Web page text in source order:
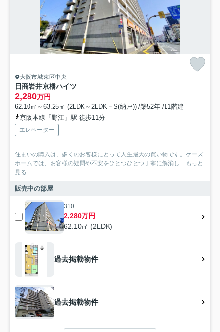
大阪市城東区中央
日商岩井京橋ハイツ
2,280万円
62.10㎡～63.25㎡ (2LDK～2LDK＋S(納戸)) /築52年 /11階建
京阪本線「野江」駅 徒歩11分
エレベーター
住まいの購入は、多くのお客様にとって人生最大の買い物です。ケーズ
ホームでは、お客様の疑問や不安をひとつひとつ丁寧に解消し... もっと
見る
販売中の部屋
310
2,280万円
62.10㎡ (2LDK)
過去掲載物件
過去掲載物件